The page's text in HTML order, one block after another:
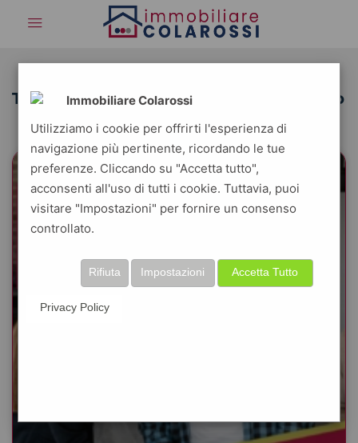
Tag: proposta irrevocabile di acquisto
Immobiliare Colarossi
Utilizziamo i cookie per offrirti l'esperienza di
navigazione più pertinente, ricordando le tue
preferenze. Cliccando su "Accetta tutto",
acconsenti all'uso di tutti i cookie. Tuttavia, puoi
visitare "Impostazioni" per fornire un consenso
controllato.
Accetta Tutto
Impostazioni
Rifiuta
Privacy Policy